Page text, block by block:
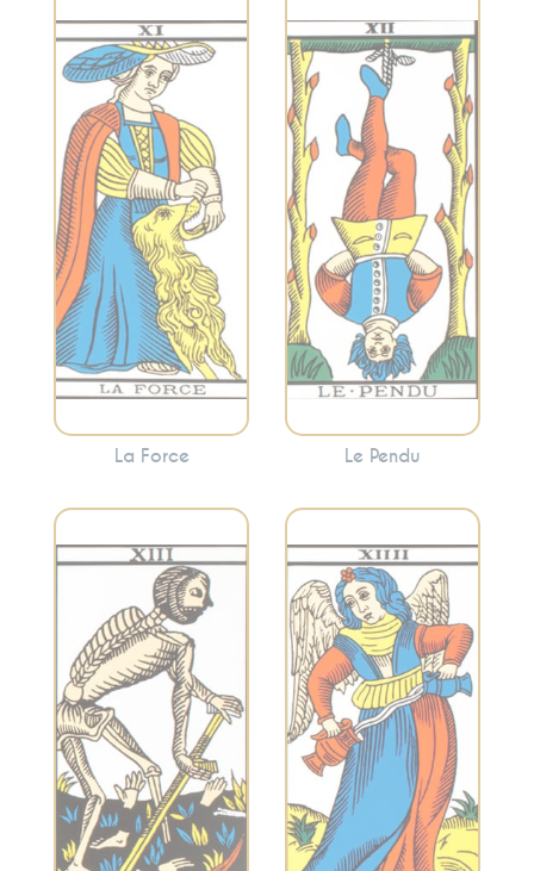
Symbolise la force
intérieure, le
courage et la
maîtrise de soi. La
Force invite à
canaliser vos
énergies pour
surmonter les
obstacles avec
douceur.
La Force
Représente le
lâcher-prise, la
suspension et une
nouvelle
perspective. Cette
carte encourage
souvent à voir les
choses sous un
angle différent et à
abandonner ce qui
ne sert plus.
Le Pendu
Incarne la
transformation, la
fin des cycles et le
renouveau. Cette
carte annonce
souvent des
changements
significatifs, mais
nécessaires.
Évoque l’équilibre,
l’harmonie et la
modération. La
Tempérance
encourage à
trouver le juste
milieu et à
harmoniser les
différentes
facettes de votre
vie.